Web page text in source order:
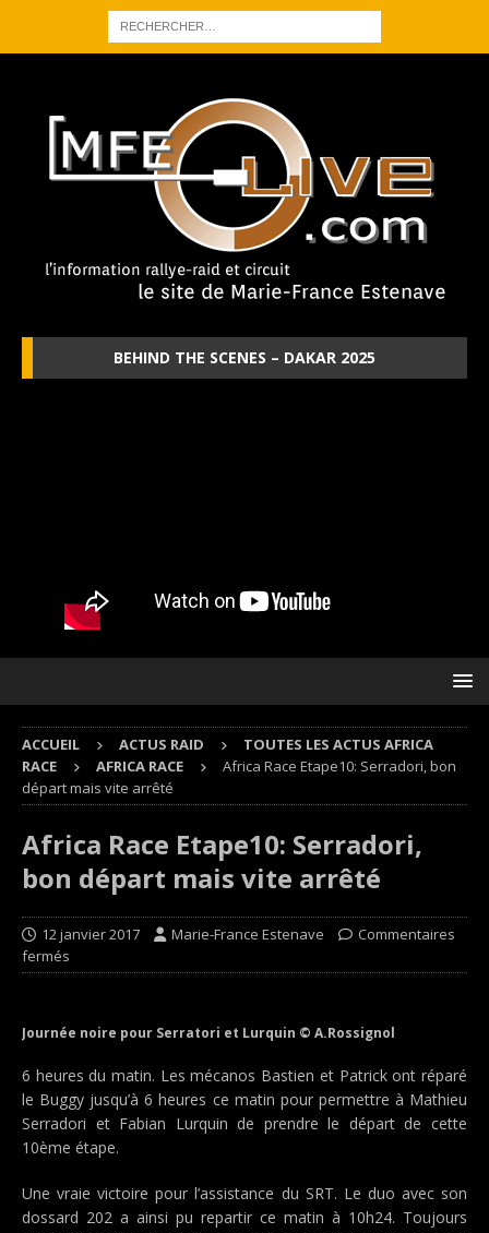
BEHIND THE SCENES – DAKAR 2025
ACCUEIL ACTUS RAID
TOUTES LES ACTUS AFRICA
RACE
AFRICA RACE
Africa Race Etape10: Serradori, bon
départ mais vite arrêté
Africa Race Etape10: Serradori,
bon départ mais vite arrêté
12 janvier 2017 Marie-France Estenave
Commentaires
fermés
Journée noire pour Serratori et Lurquin © A.Rossignol
6 heures du matin. Les mécanos Bastien et Patrick ont réparé
le Buggy jusqu’à 6 heures ce matin pour permettre à Mathieu
Serradori et Fabian Lurquin de prendre le départ de cette
10ème étape.
Une vraie victoire pour l’assistance du SRT. Le duo avec son
dossard 202 a ainsi pu repartir ce matin à 10h24. Toujours